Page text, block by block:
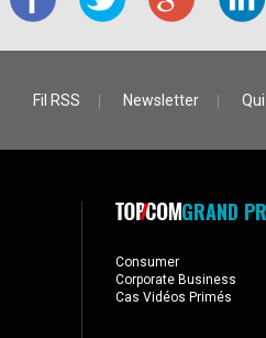
Fil RSS Newsletter
GRAND
Consumer
Corporate Business
Cas Vidéos Primés